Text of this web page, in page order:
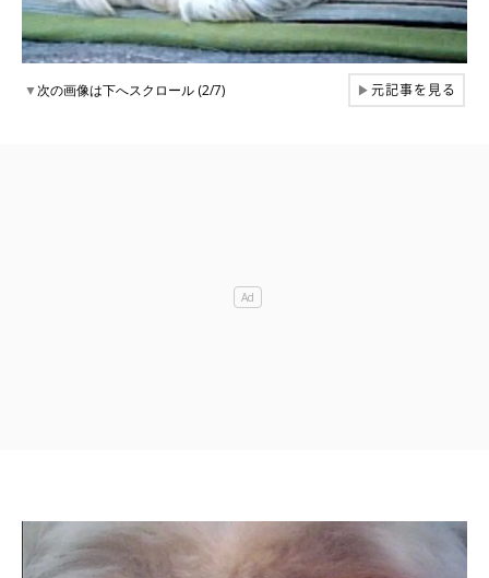
▼次の画像は下へスクロール (2/7) ▶元記事を見る